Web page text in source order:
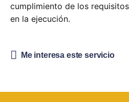
cumplimiento de los
en la ejecución.
Me interesa este servicio